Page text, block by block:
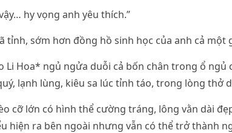
hy vọng anh yêu thích.”
tỉnh, sớm hơn đồng hồ sinh học của anh cả một
Li Hoa* ngủ ngửa duỗi cả bốn chân trong ổ ngủ
lạnh lùng, kiêu sa lúc tỉnh táo, trong lòng thở
cỡ lớn có hình thể cường tráng, lông vằn dài
hiện ra bên ngoài nhưng vẫn có thể trở thành